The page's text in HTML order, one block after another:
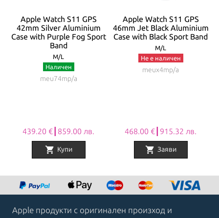
Apple Watch S11 GPS
42mm Silver Aluminium
Case with Purple Fog Sport
Band
M/L
Наличен
meu74mp/a
439.20 €┃859.00 лв.
shopping_cart Купи
Apple Watch S11 GPS
46mm Jet Black Aluminium
Case with Black Sport Band
M/L
Не е наличен
meux4mp/a
468.00 €┃915.32 лв.
shopping_cart Заяви
8
Apple продукти с оригинален произход и